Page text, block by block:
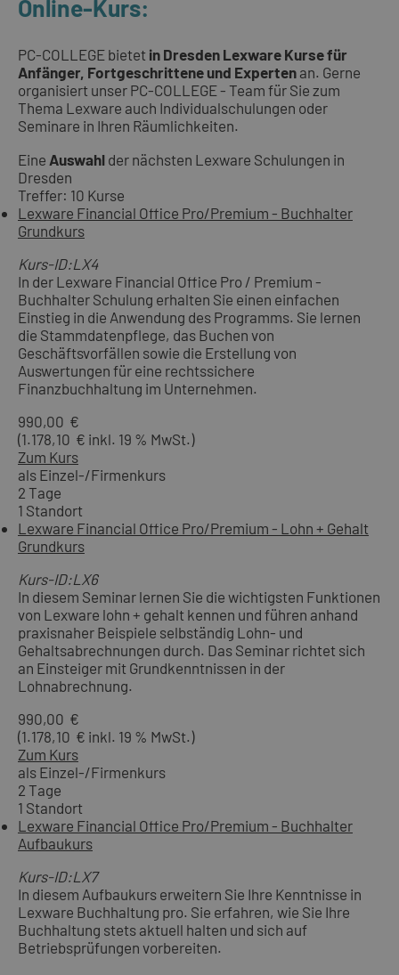
Online-Kurs:
PC-COLLEGE bietet in Dresden Lexware Kurse für
Anfänger, Fortgeschrittene und Experten an. Gerne
organisiert unser PC-COLLEGE - Team für Sie zum
Thema Lexware auch Individualschulungen oder
Seminare in Ihren Räumlichkeiten.
Eine Auswahl der nächsten Lexware Schulungen in
Dresden
Treffer: 10 Kurse
Lexware Financial Office Pro/Premium - Buchhalter
Grundkurs
Kurs-ID:LX4
In der Lexware Financial Office Pro / Premium -
Buchhalter Schulung erhalten Sie einen einfachen
Einstieg in die Anwendung des Programms. Sie lernen
die Stammdatenpflege, das Buchen von
Geschäftsvorfällen sowie die Erstellung von
Auswertungen für eine rechtssichere
Finanzbuchhaltung im Unternehmen.
990,00 €
(1.178,10 € inkl. 19 % MwSt.)
Zum Kurs
als Einzel-/Firmenkurs
2 Tage
1 Standort
Lexware Financial Office Pro/Premium - Lohn + Gehalt
Grundkurs
Kurs-ID:LX6
In diesem Seminar lernen Sie die wichtigsten Funktionen
von Lexware lohn + gehalt kennen und führen anhand
praxisnaher Beispiele selbständig Lohn- und
Gehaltsabrechnungen durch. Das Seminar richtet sich
an Einsteiger mit Grundkenntnissen in der
Lohnabrechnung.
990,00 €
(1.178,10 € inkl. 19 % MwSt.)
Zum Kurs
als Einzel-/Firmenkurs
2 Tage
1 Standort
Lexware Financial Office Pro/Premium - Buchhalter
Aufbaukurs
Kurs-ID:LX7
In diesem Aufbaukurs erweitern Sie Ihre Kenntnisse in
Lexware Buchhaltung pro. Sie erfahren, wie Sie Ihre
Buchhaltung stets aktuell halten und sich auf
Betriebsprüfungen vorbereiten.